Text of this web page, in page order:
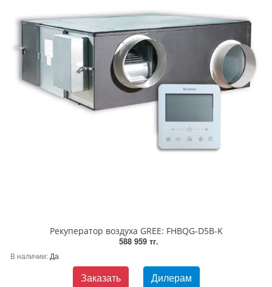
Рекуператор воздуха GREE: FHBQG-D5B-K
588 959 тг.
В наличии: Да
Заказать Дилерам